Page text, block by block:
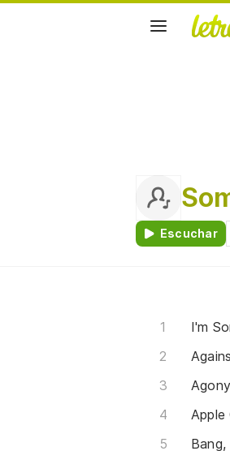
Escuchar
I'm
Agony
Bang,